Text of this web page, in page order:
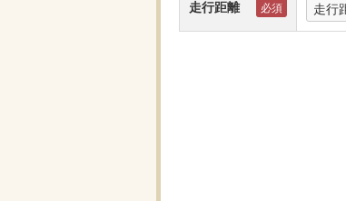
走行距離 走行